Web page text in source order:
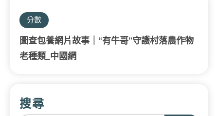
分數
圖查包養網片故事｜“有牛哥”守護村落農作物
老種類_中國網
搜尋